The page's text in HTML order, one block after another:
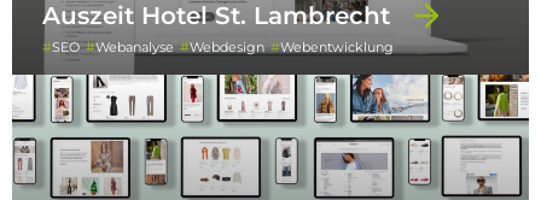
Auszeit Hotel St. Lambrecht
SEO Webanalyse Webdesign Webentwicklung